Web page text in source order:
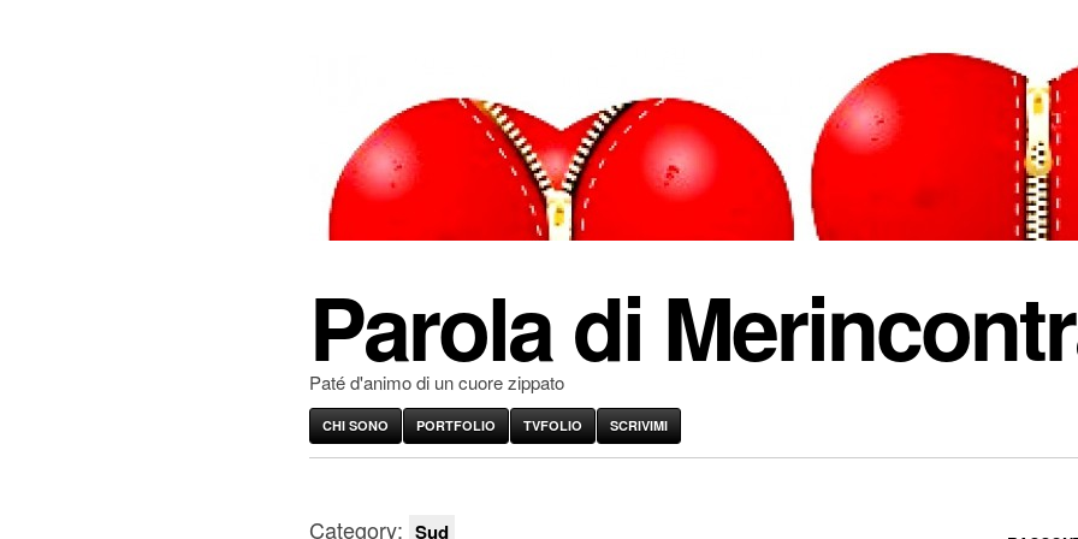
Parola di
Paté d'animo di un cuore zippato
CHI SONO PORTFOLIO TVFOLIO SCRIVIMI
Category: Sud